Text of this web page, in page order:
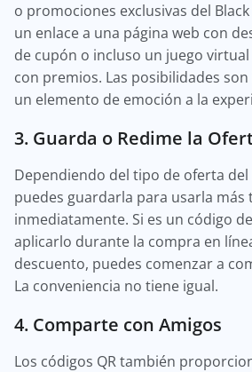
o promociones exclusivas del
un enlace a una página web con
de cupón o incluso un juego
con premios. Las posibilidades
un elemento de emoción a la
3. Guarda o Redime la
Dependiendo del tipo de oferta del
puedes guardarla para usarla
inmediatamente. Si es un código
aplicarlo durante la compra en
descuento, puedes comenzar a
La conveniencia no tiene igual.
4. Comparte con Amigos
Los códigos QR también